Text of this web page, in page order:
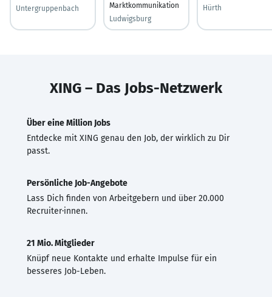
Untergruppenbach
Marktkommunikation
Ludwigsburg
Hürth
XING – Das Jobs-Netzwerk
Über eine Million Jobs
Entdecke mit XING genau den Job, der wirklich zu Dir
passt.
Persönliche Job-Angebote
Lass Dich finden von Arbeitgebern und über 20.000
Recruiter·innen.
21 Mio. Mitglieder
Knüpf neue Kontakte und erhalte Impulse für ein
besseres Job-Leben.